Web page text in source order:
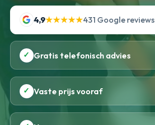
4,9★★★★★431 Google reviews
✓ Gratis telefonisch advies
✓ Vaste prijs vooraf